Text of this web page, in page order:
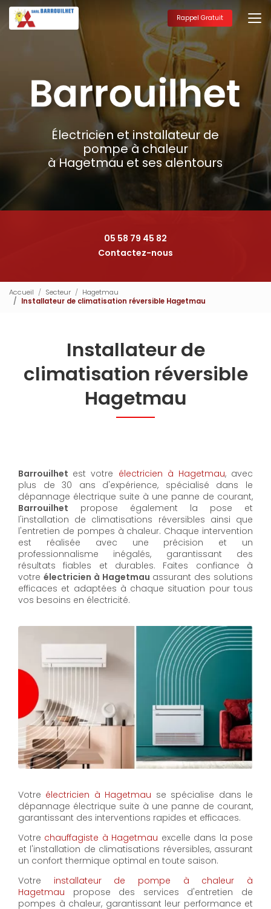
Aller
contenu
Rappel Gratuit
Électricien et installateur de
pompe à chaleur
à Hagetmau et ses alentours
05 58 79 45 82
Contactez-nous
Accueil Secteur
Hagetmau
Installateur de climatisation réversible Hagetmau
Installateur de
climatisation réversible
Hagetmau
Barrouilhet est votre électricien à Hagetmau, avec
plus de 30 ans d'expérience, spécialisé dans le
dépannage électrique suite à une panne de courant,
Barrouilhet propose également la pose et
l'installation de climatisations réversibles ainsi que
l'entretien de pompes à chaleur. Chaque intervention
est réalisée avec une précision et un
professionnalisme inégalés, garantissant des
résultats fiables et durables. Faites confiance à
votre électricien à Hagetmau assurant des solutions
efficaces et adaptées à chaque situation pour tous
vos besoins en électricité.
Votre électricien à Hagetmau se spécialise dans le
dépannage électrique suite à une panne de courant,
garantissant des interventions rapides et efficaces.
Votre chauffagiste à Hagetmau excelle dans la pose
et l'installation de climatisations réversibles, assurant
un confort thermique optimal en toute saison.
Votre installateur de pompe à chaleur à
Hagetmau propose des services d'entretien de
pompes à chaleur, garantissant leur performance et